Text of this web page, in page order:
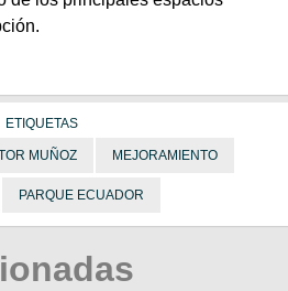
ETIQUETAS
MUÑOZ MEJORAMIENTO
PARQUE ECUADOR